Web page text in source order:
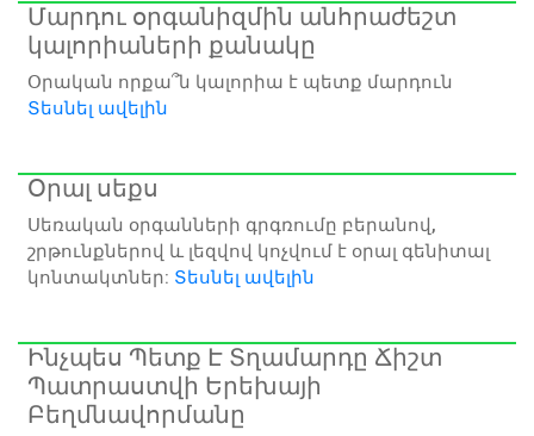
Մարդու օրգանիզմին անհրաժեշտ
կալորիաների քանակը
Օրական որքա՞ն կալորիա է պետք մարդուն
Տեսնել ավելին
Օրալ սեքս
Սեռական օրգանների գրգռումը բերանով,
շրթունքներով և լեզվով կոչվում է օրալ գենիտալ
կոնտակտներ: Տեսնել ավելին
Ինչպես Պետք Է Տղամարդը Ճիշտ
Պատրաստվի Երեխայի
Բեղմնավորմանը